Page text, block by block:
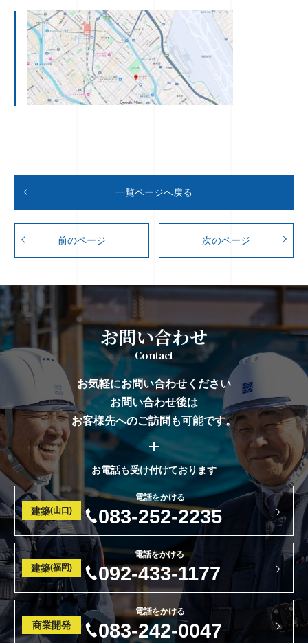
前のページ
一覧ページへ戻る
次のページ
お問い合わせ
Contact
お気軽にお問い合わせください
お問い合わせ後は
お客様先へのご訪問も可能です。
お電話も受け付けております
建築(山口)
電話をかける
083-252-2235
建築(福岡)
電話をかける
092-433-1177
商業開発
電話をかける
083-242-0047